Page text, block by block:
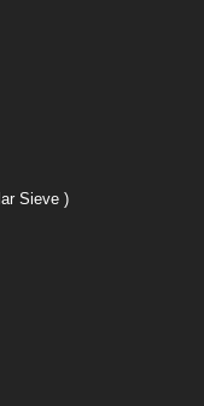
Sieve )